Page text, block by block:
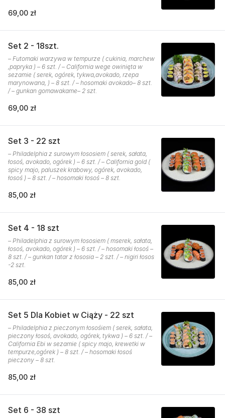
69,00 zł
Set 2 - 18szt.
– Futomaki warzywa w tempurze ( cukinia, marchew
,papryka ) – 6 szt. / – California wege owinięta w
sezamie ( serek, ogórek, tykwa,avokado, rzepa
marynowana, ) – 8 szt. / – hosomaki avokado– 8 szt.
/ – gunkan gomawakame– 2 szt.
69,00 zł
Set 3 - 22 szt
– Philadelphia z surowym łososiem ( serek, sałata,
łosoś, avokado, ogórek ) – 6 szt. / – California gold (
spicy majo, paluszek krabowy, ogórek, avokado,
łosoś ) – 8 szt. / – hosomaki łosoś – 8 szt.
85,00 zł
Set 4 - 18 szt
– Philadelphia z surowym łososiem ( mserek, sałata,
łosoś, avokado, ogórek ) – 6 szt. / – hosomaki łosoś –
8 szt. / – gunkan tatar z łososia – 2 szt. / – nigiri łosos
-2 szt.
85,00 zł
Set 5 Dla Kobiet w Ciąży - 22 szt
– Philadelphia z pieczonym łosośiem ( serek, sałata,
pieczony łosoś, avokado, ogórek, tykwa ) – 6 szt. / –
California Ebi w sezamie ( spicy majo, krewetki w
tempurze,ogórek ) – 8 szt. / – hosomaki łosoś
pieczony – 8 szt.
85,00 zł
Set 6 - 38 szt